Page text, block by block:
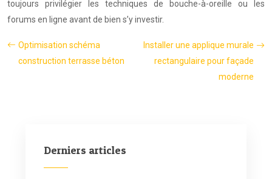
toujours privilégier les techniques de bouche-à-oreille ou les
forums en ligne avant de bien s’y investir.
Optimisation schéma
construction terrasse béton
Installer une applique murale
rectangulaire pour façade
moderne
Derniers articles